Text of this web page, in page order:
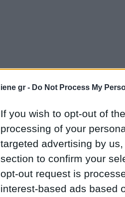
iene gr - Do Not Process My
If you wish to opt-out of
processing of your
targeted advertising by
section to confirm your
opt-out request is
interest-based ads based